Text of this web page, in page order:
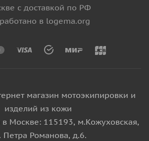
с доставкой по РФ
в logema.org
магазин мотоэкипировки и
изделий из кожи
в Москве: 115193, м.Кожуховская,
Петра Романова, д.6.